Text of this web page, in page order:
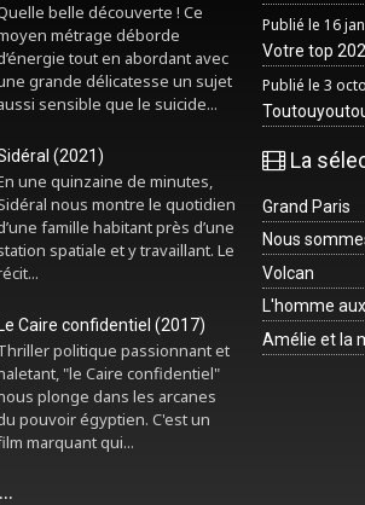
belle découverte ! Ce
métrage déborde
tout en abordant avec
grande délicatesse un sujet
sensible que le suicide...
(2021)
une quinzaine de minutes,
nous montre le quotidien
famille habitant près d’une
spatiale et y travaillant. Le
Le Caire confidentiel (2017)
politique passionnant et
"le Caire confidentiel"
plonge dans les arcanes
pouvoir égyptien. C'est un
marquant qui...
Publié le 16
Votre top
Publié le 3
La
Grand Paris
Nous
Volcan
L'homme
Amélie et la